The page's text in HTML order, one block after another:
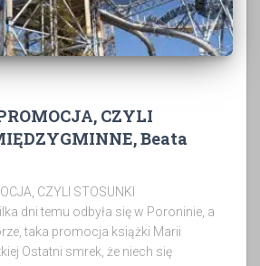
CZYLI
Beata
CZYLI STOSUNKI
dni temu odbyła się w Poroninie, a
taka promocja książki Marii
Ostatni smrek, że niech się